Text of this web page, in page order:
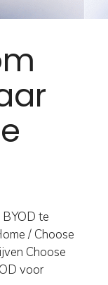
te
/ Choose
Choose
voor